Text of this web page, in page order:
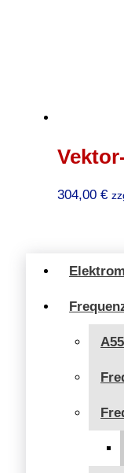
304,00 €